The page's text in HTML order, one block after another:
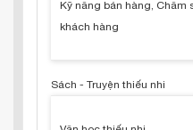
Kỹ năng bán hàng, Chăm
khách hàng
Sách - Truyện thiếu nhi